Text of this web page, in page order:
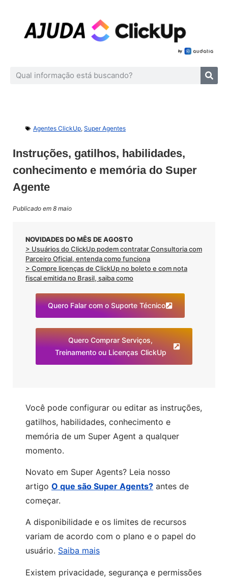
Agentes ClickUp, Super Agentes
Instruções, gatilhos, habilidades,
conhecimento e memória do Super
Agente
Publicado em 8 maio
NOVIDADES DO MÊS DE AGOSTO
> Usuários do ClickUp podem contratar Consultoria com
Parceiro Oficial, entenda como funciona
> Compre licenças de ClickUp no boleto e com nota
fiscal emitida no Brasil, saiba como
Quero Falar com o Suporte Técnico
Quero Comprar Serviços,
Treinamento ou Licenças ClickUp
Você pode configurar ou editar as instruções,
gatilhos, habilidades, conhecimento e
memória de um Super Agent a qualquer
momento.
Novato em Super Agents? Leia nosso
artigo O que são Super Agents? antes de
começar.
A disponibilidade e os limites de recursos
variam de acordo com o plano e o papel do
usuário. Saiba mais
Existem privacidade, segurança e permissões